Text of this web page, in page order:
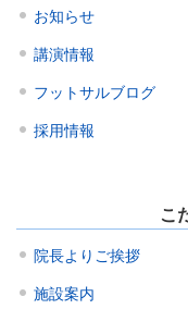
お知らせ
講演情報
フットサルブログ
採用情報
こ
院長よりご挨拶
施設案内